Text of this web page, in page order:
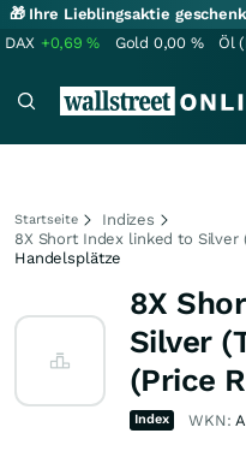
🎁 Ihre Lieblingsaktie
DAX +0,69% Gold 0,00 % Öl
Startseite
Indizes
8X Short Index linked to Silver
Handelsplätze
8X
Silver
(Price
Index WKN: